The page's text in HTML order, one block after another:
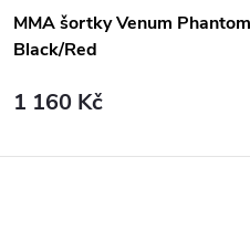
MMA šortky Venum
Black/Red
1 160 Kč